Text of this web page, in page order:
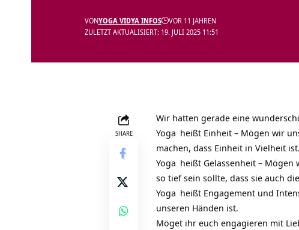
ZULETZT AKTUALISIERT: 19. JULI 2025 11:51
VONYOGA VIDYA INFOS VOR 11 JAHREN
SHARE
Wir hatten gerade eine
Yoga heißt Einheit – Mögen wir
machen, dass Einheit in Vielheit ist.
Yoga heißt Gelassenheit –
so tief sein sollte, dass sie auch
Yoga heißt Engagement und
unseren Händen ist.
Möget ihr euch engagieren mit